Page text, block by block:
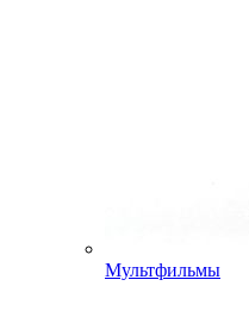
Мультфильмы